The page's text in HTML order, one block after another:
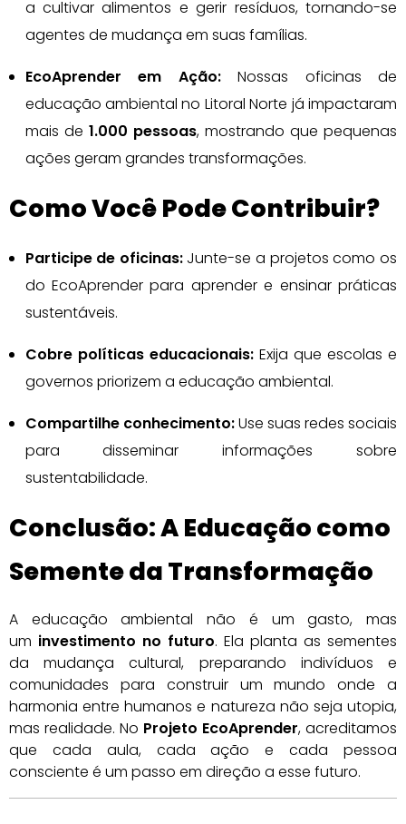
a cultivar alimentos e gerir resíduos, tornando-se
agentes de mudança em suas famílias.
EcoAprender em Ação:Nossas oficinas de
educação ambiental no Litoral Norte já impactaram
mais de 1.000 pessoas, mostrando que pequenas
ações geram grandes transformações.
Como Você Pode Contribuir?
Participe de oficinas:Junte-se a projetos como os
do EcoAprender para aprender e ensinar práticas
sustentáveis.
Cobre políticas educacionais:Exija que escolas e
governos priorizem a educação ambiental.
Compartilhe conhecimento:Use suas redes sociais
para disseminar informações sobre
sustentabilidade.
Conclusão: A Educação como
Semente da Transformação
A educação ambiental não é um gasto, mas
um investimento no futuro. Ela planta as sementes
da mudança cultural, preparando indivíduos e
comunidades para construir um mundo onde a
harmonia entre humanos e natureza não seja utopia,
mas realidade. No Projeto EcoAprender, acreditamos
que cada aula, cada ação e cada pessoa
consciente é um passo em direção a esse futuro.